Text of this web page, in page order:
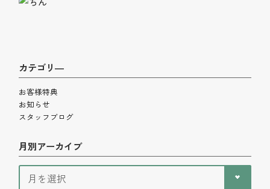
カテゴリ―
お客様特典
お知らせ
スタッフブログ
月別アーカイブ